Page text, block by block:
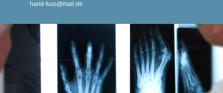
hand-fuss@mail.de